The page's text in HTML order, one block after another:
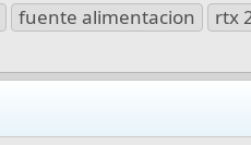
fuente alimentacion rtx